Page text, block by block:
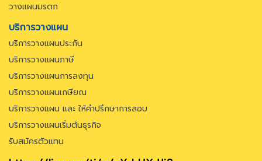
วางแผนมรดก
บริการวางแผน
บริการวางแผนประกัน
บริการวางแผนภาษี
บริการวางแผนการลงทุน
บริการวางแผนเกษียณ
บริการวางแผน และ ให้คำปรึกษาการสอบ
บริการวางแผนเริ่มต้นธุรกิจ
รับสมัครตัวแทน